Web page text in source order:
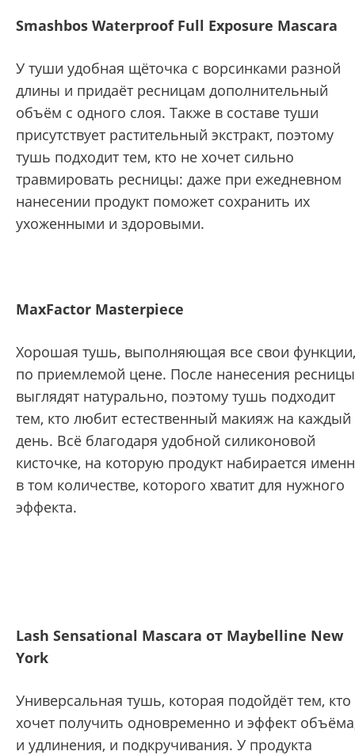
Smashbos Waterproof Full Exposure Mascara
У туши удобная щёточка с ворсинками разной
длины и придаёт ресницам дополнительный
объём с одного слоя. Также в составе туши
присутствует растительный экстракт, поэтому
тушь подходит тем, кто не хочет сильно
травмировать ресницы: даже при ежедневном
нанесении продукт поможет сохранить их
ухоженными и здоровыми.
MaxFactor Masterpiece
Хорошая тушь, выполняющая все свои функции,
по приемлемой цене. После нанесения ресницы
выглядят натурально, поэтому тушь подходит
тем, кто любит естественный макияж на каждый
день. Всё благодаря удобной силиконовой
кисточке, на которую продукт набирается
в том количестве, которого хватит для нужного
эффекта.
Lash Sensational Mascara от Maybelline New
York
Универсальная тушь, которая подойдёт тем, кто
хочет получить одновременно и эффект
и удлинения, и подкручивания. У продукта